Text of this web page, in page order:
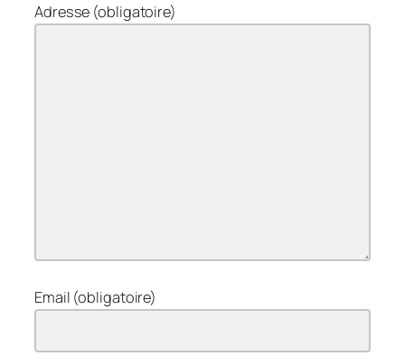
Adresse (obligatoire)
Email (obligatoire)